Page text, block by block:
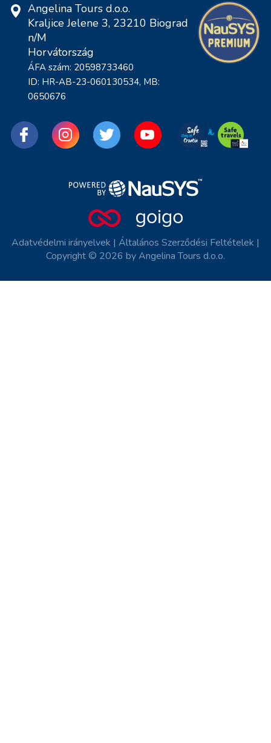
Angelina Tours d.o.o.
Kraljice Jelene 3, 23210 Biograd
n/M
Horvátország
ÁFA szám: 20598733460
ID: HR-AB-23-060130534, MB:
0650676
Adatvédelmi irányelvek | Általános Szerződési Feltételek |
Copyright © 2026 by Angelina Tours d.o.o.